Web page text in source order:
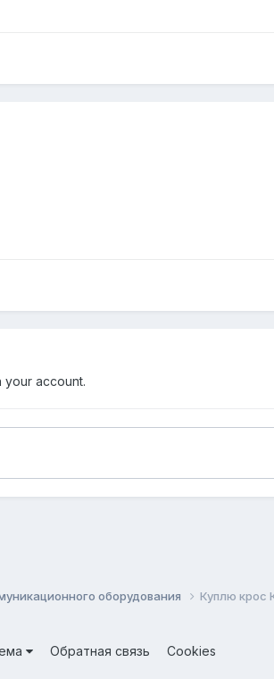
your account.
оборудования Куплю крос
Обратная связь
Cookies